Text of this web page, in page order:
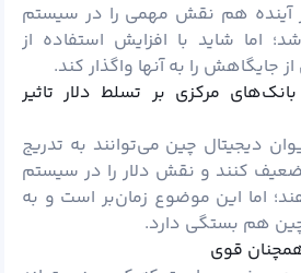
در آینده هم نقش مهمی را در سیستم
اما شاید با افزایش استفاده از
جایگاهش را به آنها واگذار کند.
مرکزی بر تسلط دلار تاثیر
دیجیتال چین می‌توانند به تدریج
کنند و نقش دلار را در سیستم
اما این موضوع زمان‌بر است و به
هم بستگی دارد.
همچنان قوی